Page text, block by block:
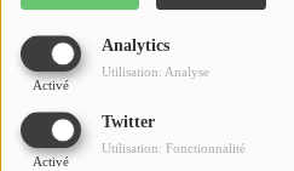
Analytics
Activé
Utilisation: Analyse
Twitter
Activé
Utilisation: Fonctionnalité
Contact
Commentaires(0)
Connectez-vous pour